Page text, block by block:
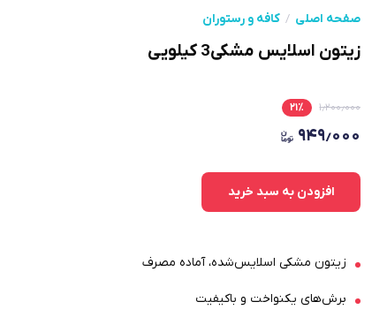
صفحه اصلی کافه و رستوران
زیتون اسلایس مشکی3 کیلویی
۱٫۲۰۰٫۰۰۰ ۲۱٪
۹۴۹٫۰۰۰
افزودن به سبد خرید
زیتون مشکی اسلایس‌شده، آماده مصرف
برش‌های یکنواخت و باکیفیت